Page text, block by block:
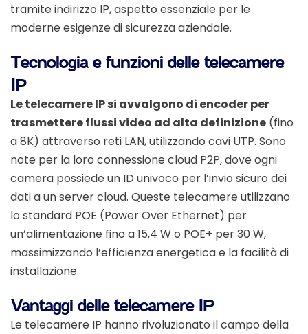
tramite indirizzo IP, aspetto essenziale per le
moderne esigenze di sicurezza aziendale.
Tecnologia e funzioni delle telecamere
IP
Le telecamere IP si avvalgono di encoder per
trasmettere flussi video ad alta definizione (fino
a 8K) attraverso reti LAN, utilizzando cavi UTP. Sono
note per la loro connessione cloud P2P, dove ogni
camera possiede un ID univoco per l’invio sicuro dei
dati a un server cloud. Queste telecamere utilizzano
lo standard POE (Power Over Ethernet) per
un’alimentazione fino a 15,4 W o POE+ per 30 W,
massimizzando l’efficienza energetica e la facilità di
installazione.
Vantaggi delle telecamere IP
Le telecamere IP hanno rivoluzionato il campo della